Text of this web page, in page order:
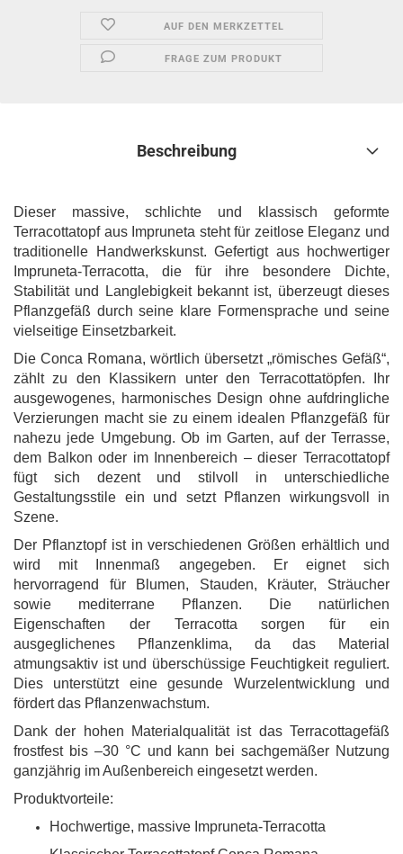
AUF DEN MERKZETTEL
FRAGE ZUM PRODUKT
Beschreibung
Dieser massive, schlichte und klassisch geformte
Terracottatopf aus Impruneta steht für zeitlose Eleganz und
traditionelle Handwerkskunst. Gefertigt aus hochwertiger
Impruneta-Terracotta, die für ihre besondere Dichte,
Stabilität und Langlebigkeit bekannt ist, überzeugt dieses
Pflanzgefäß durch seine klare Formensprache und seine
vielseitige Einsetzbarkeit.
Die Conca Romana, wörtlich übersetzt „römisches Gefäß“,
zählt zu den Klassikern unter den Terracottatöpfen. Ihr
ausgewogenes, harmonisches Design ohne aufdringliche
Verzierungen macht sie zu einem idealen Pflanzgefäß für
nahezu jede Umgebung. Ob im Garten, auf der Terrasse,
dem Balkon oder im Innenbereich – dieser Terracottatopf
fügt sich dezent und stilvoll in unterschiedliche
Gestaltungsstile ein und setzt Pflanzen wirkungsvoll in
Szene.
Der Pflanztopf ist in verschiedenen Größen erhältlich und
wird mit Innenmaß angegeben. Er eignet sich
hervorragend für Blumen, Stauden, Kräuter, Sträucher
sowie mediterrane Pflanzen. Die natürlichen
Eigenschaften der Terracotta sorgen für ein
ausgeglichenes Pflanzenklima, da das Material
atmungsaktiv ist und überschüssige Feuchtigkeit reguliert.
Dies unterstützt eine gesunde Wurzelentwicklung und
fördert das Pflanzenwachstum.
Dank der hohen Materialqualität ist das Terracottagefäß
frostfest bis –30 °C und kann bei sachgemäßer Nutzung
ganzjährig im Außenbereich eingesetzt werden.
Produktvorteile:
Hochwertige, massive Impruneta-Terracotta